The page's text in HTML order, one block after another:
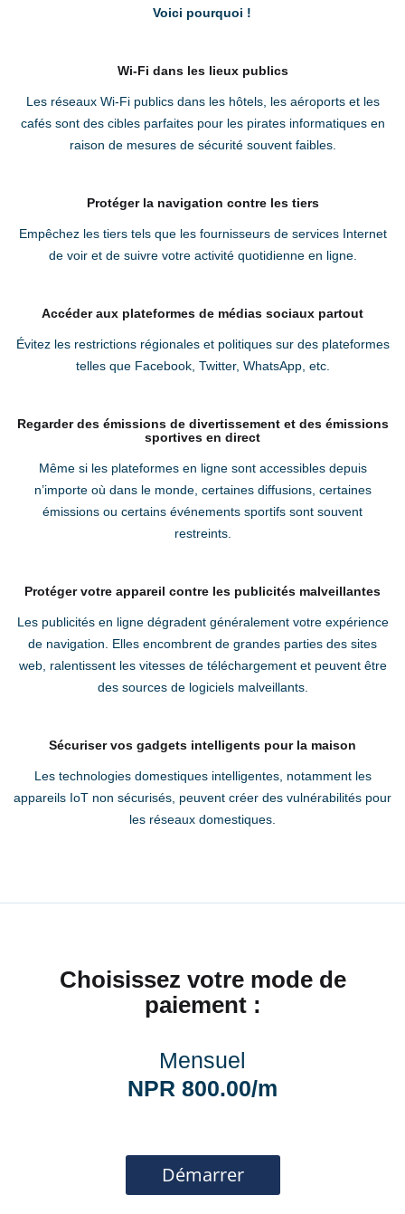
Voici pourquoi !
Wi-Fi dans les lieux publics
Les réseaux Wi-Fi publics dans les hôtels, les aéroports et les
cafés sont des cibles parfaites pour les pirates informatiques en
raison de mesures de sécurité souvent faibles.
Protéger la navigation contre les tiers
Empêchez les tiers tels que les fournisseurs de services Internet
de voir et de suivre votre activité quotidienne en ligne.
Accéder aux plateformes de médias sociaux partout
Évitez les restrictions régionales et politiques sur des plateformes
telles que Facebook, Twitter, WhatsApp, etc.
Regarder des émissions de divertissement et des émissions
sportives en direct
Même si les plateformes en ligne sont accessibles depuis
n’importe où dans le monde, certaines diffusions, certaines
émissions ou certains événements sportifs sont souvent
restreints.
Protéger votre appareil contre les publicités malveillantes
Les publicités en ligne dégradent généralement votre expérience
de navigation. Elles encombrent de grandes parties des sites
web, ralentissent les vitesses de téléchargement et peuvent être
des sources de logiciels malveillants.
Sécuriser vos gadgets intelligents pour la maison
Les technologies domestiques intelligentes, notamment les
appareils IoT non sécurisés, peuvent créer des vulnérabilités pour
les réseaux domestiques.
Choisissez votre mode de
paiement :
Mensuel
NPR 800.00/m
Démarrer